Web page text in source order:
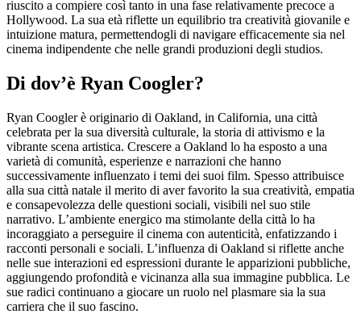
riuscito a compiere così tanto in una fase relativamente precoce a
Hollywood. La sua età riflette un equilibrio tra creatività giovanile e
intuizione matura, permettendogli di navigare efficacemente sia nel
cinema indipendente che nelle grandi produzioni degli studios.
Di dov’è Ryan Coogler?
Ryan Coogler è originario di Oakland, in California, una città
celebrata per la sua diversità culturale, la storia di attivismo e la
vibrante scena artistica. Crescere a Oakland lo ha esposto a una
varietà di comunità, esperienze e narrazioni che hanno
successivamente influenzato i temi dei suoi film. Spesso attribuisce
alla sua città natale il merito di aver favorito la sua creatività, empatia
e consapevolezza delle questioni sociali, visibili nel suo stile
narrativo. L’ambiente energico ma stimolante della città lo ha
incoraggiato a perseguire il cinema con autenticità, enfatizzando i
racconti personali e sociali. L’influenza di Oakland si riflette anche
nelle sue interazioni ed espressioni durante le apparizioni pubbliche,
aggiungendo profondità e vicinanza alla sua immagine pubblica. Le
sue radici continuano a giocare un ruolo nel plasmare sia la sua
carriera che il suo fascino.